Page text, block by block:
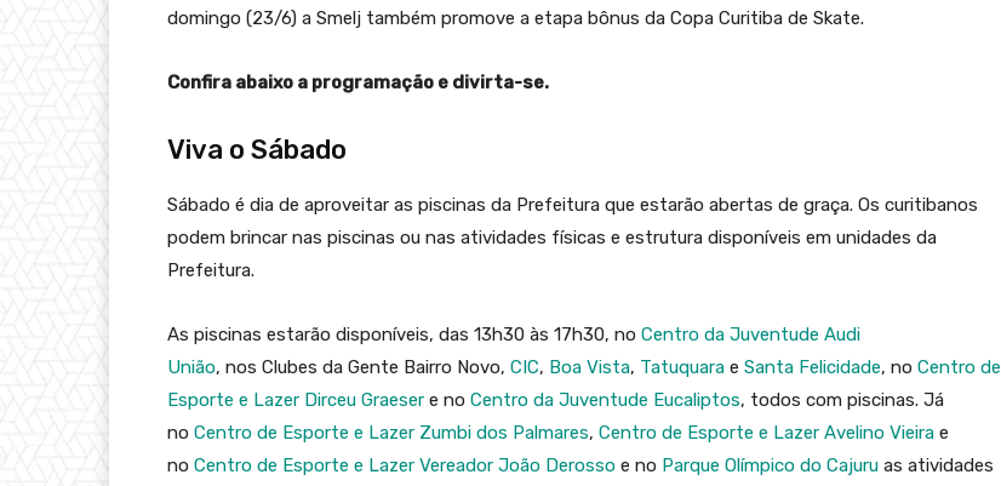
domingo (23/6) a Smelj também promove a etapa bônus da Copa Curitiba de Skate.
Confira abaixo a programação e divirta-se.
Viva o Sábado
Sábado é dia de aproveitar as piscinas da Prefeitura que estarão abertas de graça. Os curitibanos
podem brincar nas piscinas ou nas atividades físicas e estrutura disponíveis em unidades da
Prefeitura.
As piscinas estarão disponíveis, das 13h30 às 17h30, no Centro da Juventude Audi
União, nos Clubes da Gente Bairro Novo, CIC, Boa Vista, Tatuquara e Santa Felicidade, no Centro de
Esporte e Lazer Dirceu Graeser e no Centro da Juventude Eucaliptos, todos com piscinas. Já
no Centro de Esporte e Lazer Zumbi dos Palmares, Centro de Esporte e Lazer Avelino Vieira e
no Centro de Esporte e Lazer Vereador João Derosso e no Parque Olímpico do Cajuru as atividades